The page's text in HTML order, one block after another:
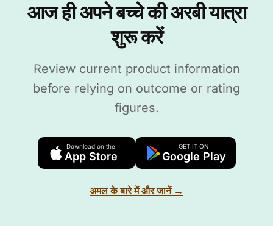
आज ही अपने बच्चे की अरबी यात्रा
शुरू करें
Review current product information
before relying on outcome or rating
figures.
Download on the
App Store
GET IT ON
Google Play
अमल के बारे में और जानें →